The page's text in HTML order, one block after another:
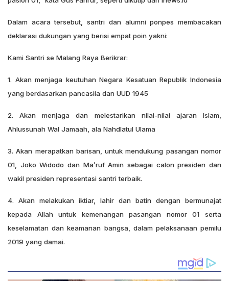
Dalam acara tersebut, santri dan alumni ponpes membacakan
deklarasi dukungan yang berisi empat poin yakni:
Kami Santri se Malang Raya Berikrar:
1. Akan menjaga keutuhan Negara Kesatuan Republik Indonesia
yang berdasarkan pancasila dan UUD 1945
2. Akan menjaga dan melestarikan nilai-nilai ajaran Islam,
Ahlussunah Wal Jamaah, ala Nahdlatul Ulama
3. Akan merapatkan barisan, untuk mendukung pasangan nomor
01, Joko Widodo dan Ma’ruf Amin sebagai calon presiden dan
wakil presiden representasi santri terbaik.
4. Akan melakukan iktiar, lahir dan batin dengan bermunajat
kepada Allah untuk kemenangan pasangan nomor 01 serta
keselamatan dan keamanan bangsa, dalam pelaksanaan pemilu
2019 yang damai.